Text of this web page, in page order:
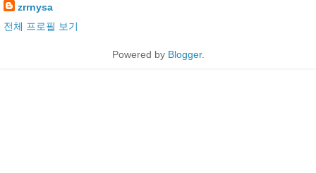
zrrnysa
전체 프로필 보기
Powered by Blogger.